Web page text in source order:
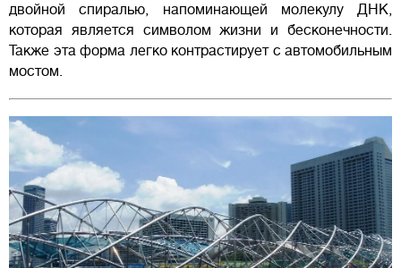
двойной спиралью, напоминающей молекулу ДНК,
которая является символом жизни и бесконечности.
Также эта форма легко контрастирует с автомобильным
мостом.